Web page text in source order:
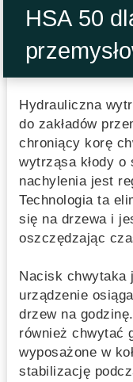
HSA 50
Hydrauliczna
do zakładów
chroniący korę
wytrząsa kłody o
nachylenia jest
Technologia ta
się na drzewa i
oszczędzając
Nacisk chwytaka
urządzenie
drzew na
również chwytać
wyposażone w
stabilizację